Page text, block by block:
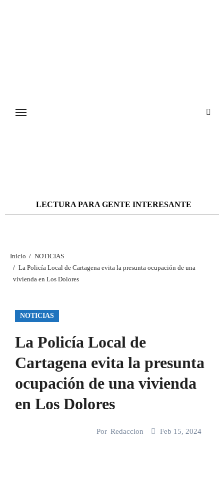
LECTURA PARA GENTE INTERESANTE
Inicio
NOTICIAS
La Policía Local de Cartagena evita la presunta ocupación de una
vivienda en Los Dolores
NOTICIAS
La Policía Local de
Cartagena evita la presunta
ocupación de una vivienda
en Los Dolores
Por Redaccion Feb 15, 2024